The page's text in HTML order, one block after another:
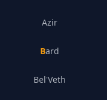
Azir
Bard
Bel'Veth